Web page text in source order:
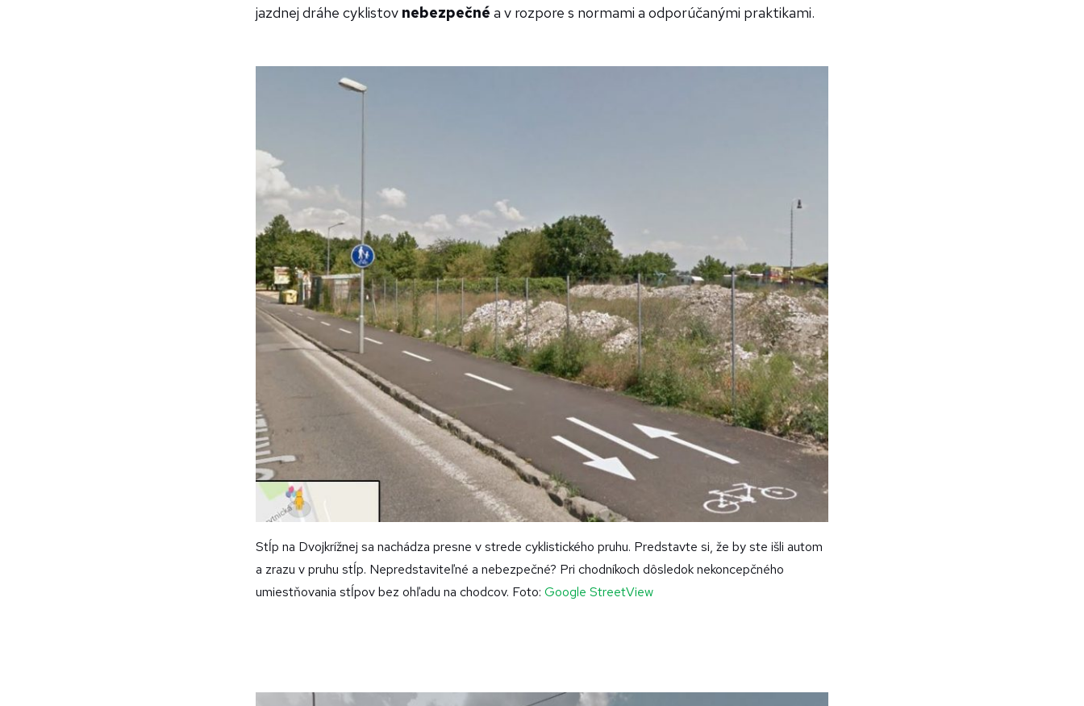
jazdnej dráhe cyklistov nebezpečné a v rozpore s normami a odporúčanými praktikami.
Stĺp na Dvojkrížnej sa nachádza presne v strede cyklistického pruhu. Predstavte si, že by ste išli autom
a zrazu v pruhu stĺp. Nepredstaviteľné a nebezpečné? Pri chodníkoch dôsledok nekoncepčného
umiestňovania stĺpov bez ohľadu na chodcov. Foto: Google StreetView